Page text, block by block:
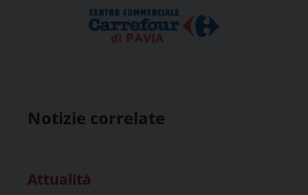
Notizie correlate
Attualità